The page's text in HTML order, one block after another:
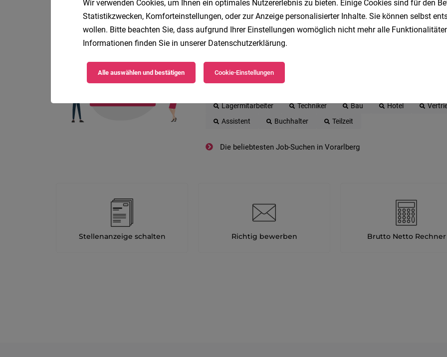
Die beliebtesten Jobs in Vorarlberg
Lagermitarbeiter
Techniker Bau Hotel
Assistent
Buchhalter Teilzeit
Die beliebtesten Job-Suchen in Vorarlberg
Stellenanzeige schalten Richtig bewerben Brutto Netto Rechner
Wir verwenden Cookies, um Ihnen ein optimales Nutzererlebnis zu bieten. Einige Cookies sind für den
Statistikzwecken, Komforteinstellungen, oder zur Anzeige personalisierter Inhalte. Sie können selbst
wollen. Bitte beachten Sie, dass aufgrund Ihrer Einstellungen womöglich nicht mehr alle
Informationen finden Sie in unserer Datenschutzerklärung.
Alle auswählen und bestätigen Cookie-Einstellungen